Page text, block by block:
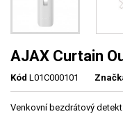
AJAX Curtain
Kód L01C000101
Venkovní bezdrátový